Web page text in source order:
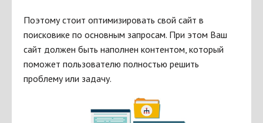
Поэтому стоит оптимизировать свой сайт в
поисковике по основным запросам. При этом Ваш
сайт должен быть наполнен контентом, который
поможет пользователю полностью решить
проблему или задачу.